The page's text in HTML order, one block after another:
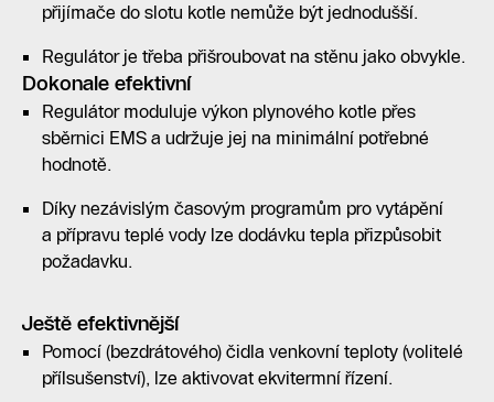
přijímače do slotu kotle nemůže být jednodušší.
Regulátor je třeba přišroubovat na stěnu jako obvykle.
Dokonale efektivní
Regulátor moduluje výkon plynového kotle přes
sběrnici EMS a udržuje jej na minimální potřebné
hodnotě.
Díky nezávislým časovým programům pro vytápění
a přípravu teplé vody lze dodávku tepla přizpůsobit
požadavku.
Ještě efektivnější
Pomocí (bezdrátového) čidla venkovní teploty (volitelé
přílsušenství), lze aktivovat ekvitermní řízení.